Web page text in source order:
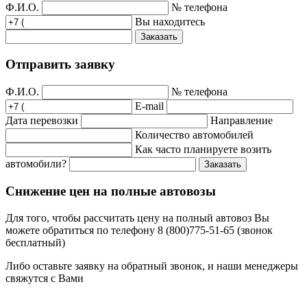
Ф.И.О.
№ телефона
Вы находитесь
Заказать
Отправить заявку
Ф.И.О.
№ телефона
E-mail
Дата перевозки
Направление
Количество автомобилей
Как часто планируете возить
автомобили?
Заказать
Снижение цен на полные автовозы
Для того, чтобы рассчитать цену на полный автовоз Вы
можете обратиться по телефону 8 (800)775-51-65 (звонок
бесплатный)
Либо оставьте заявку на обратный звонок, и наши менеджеры
свяжутся с Вами